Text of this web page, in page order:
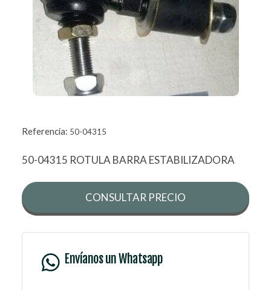
Referencia: 50-04315
50-04315 ROTULA BARRA ESTABILIZADORA
CONSULTAR PRECIO
Envíanos un Whatsapp